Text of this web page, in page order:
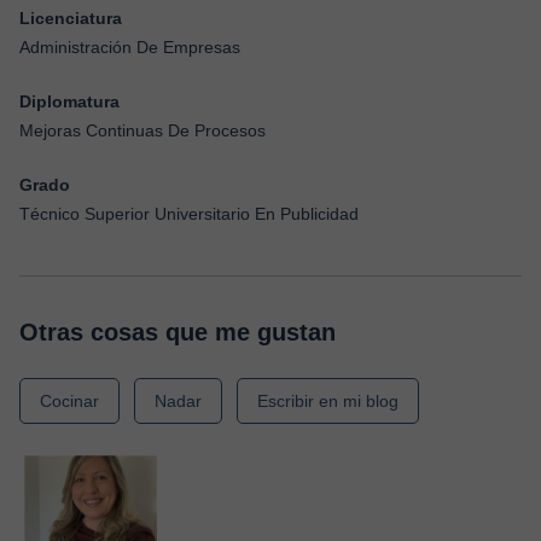
Licenciatura
Administración De Empresas
Diplomatura
Mejoras Continuas De Procesos
Grado
Técnico Superior Universitario En Publicidad
Otras cosas que me gustan
Cocinar Nadar Escribir en mi blog